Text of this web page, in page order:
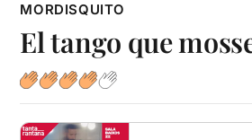
MORDISQUITO
El tango que